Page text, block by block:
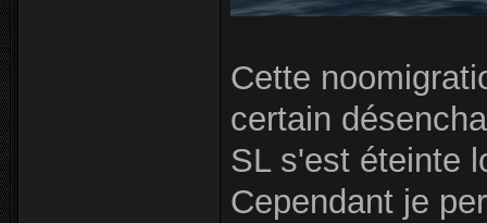
Cette
certain
SL s'est éteinte
Cependant je